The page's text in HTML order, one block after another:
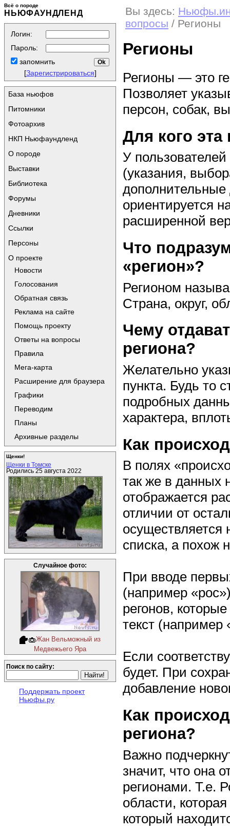
Всё о породе
НЬЮФАУНДЛЕНД
Логин:
Пароль:
запомнить
[Зарегистрироваться]
База ньюфов
Питомники
Фотоархив
НКП Ньюфаундленд
О породе
Выставки
Библиотека
Форумы
Дневники
Ссылки
Персоны
О проекте
Новости
Голосования
Обратная связь
Реклама на сайте
Помощь проекту
Ответы на вопросы
Правила
Мега-карта
Расширение для браузера
Графики
Переводим
Планы
Архивные разделы
Щенки!
Щенки в Томске
Родились 25 августа 2022
Случайное фото:
Жан Вельможный из
Медвежьего Яра
Поиск по сайту:
Поддержать проект
Ньюфы.ру
Вы здесь:
вопросы / Регионы
Регионы
Регионы — это
Позволяет
персон, собак,
Для кого эта
У
(указания,
ориентируется
расширенной
Что
«регион»?
Регионом
Страна, округ,
Чему
региона?
Желательно
пункта. Будь то
подробных
характера,
Как
В полях
так же в данных
отображается
отличии от
списка, а похож
При вводе
(например
регонов,
текст (например
Если
будет. При
добавление
Как
региона?
Важно
значит, что она
регионами. Т.е.
области,
который